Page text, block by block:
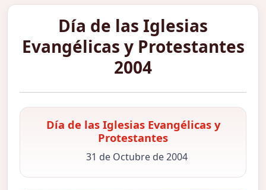
Día de las Iglesias
Evangélicas y Protestantes
2004
Día de las Iglesias Evangélicas y
Protestantes
31 de Octubre de 2004